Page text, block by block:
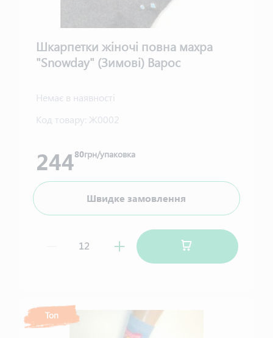
Шкарпетки жіночі повна махра
"Snowday" (Зимові) Варос
Немає в наявності
Код товару: Ж0002
24480грн/упаковка
Швидке замовлення
Топ